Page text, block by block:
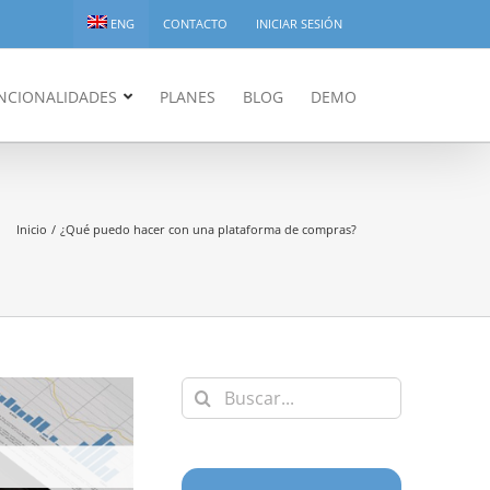
ENG CONTACTO INICIAR SESIÓN
PLANES BLOG DEMO
Inicio ¿Qué puedo hacer con una plataforma de compras?
Buscar: